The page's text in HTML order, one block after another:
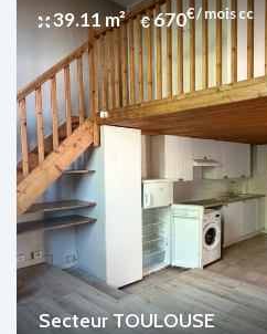
39.11 m² 670€ / mois cc
Secteur TOULOUSE